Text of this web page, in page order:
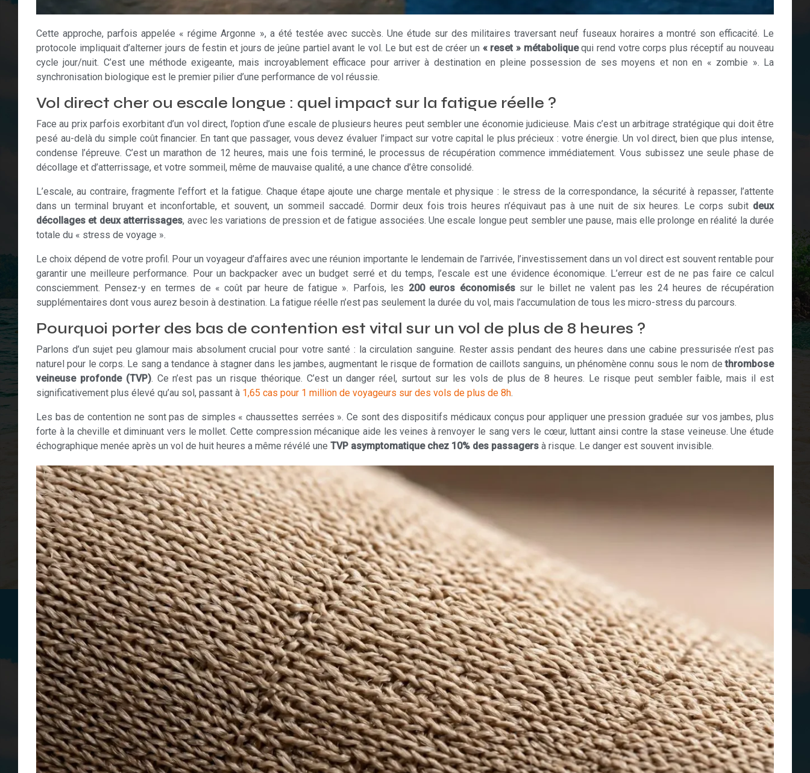
Cette approche, parfois appelée « régime Argonne », a été testée avec succès. Une étude sur des militaires traversant neuf fuseaux horaires a montré son efficacité. Le
protocole impliquait d’alterner jours de festin et jours de jeûne partiel avant le vol. Le but est de créer un « reset » métaboliquequi rend votre corps plus réceptif au nouveau
cycle jour/nuit. C’est une méthode exigeante, mais incroyablement efficace pour arriver à destination en pleine possession de ses moyens et non en « zombie ». La
synchronisation biologique est le premier pilier d’une performance de vol réussie.
Vol direct cher ou escale longue : quel impact sur la fatigue réelle ?
Face au prix parfois exorbitant d’un vol direct, l’option d’une escale de plusieurs heures peut sembler une économie judicieuse. Mais c’est un arbitrage stratégique qui doit être
pesé au-delà du simple coût financier. En tant que passager, vous devez évaluer l’impact sur votre capital le plus précieux : votre énergie. Un vol direct, bien que plus intense,
condense l’épreuve. C’est un marathon de 12 heures, mais une fois terminé, le processus de récupération commence immédiatement. Vous subissez une seule phase de
décollage et d’atterrissage, et votre sommeil, même de mauvaise qualité, a une chance d’être consolidé.
L’escale, au contraire, fragmente l’effort et la fatigue. Chaque étape ajoute une charge mentale et physique : le stress de la correspondance, la sécurité à repasser, l’attente
dans un terminal bruyant et inconfortable, et souvent, un sommeil saccadé. Dormir deux fois trois heures n’équivaut pas à une nuit de six heures. Le corps subit deux
décollages et deux atterrissages, avec les variations de pression et de fatigue associées. Une escale longue peut sembler une pause, mais elle prolonge en réalité la durée
totale du « stress de voyage ».
Le choix dépend de votre profil. Pour un voyageur d’affaires avec une réunion importante le lendemain de l’arrivée, l’investissement dans un vol direct est souvent rentable pour
garantir une meilleure performance. Pour un backpacker avec un budget serré et du temps, l’escale est une évidence économique. L’erreur est de ne pas faire ce calcul
consciemment. Pensez-y en termes de « coût par heure de fatigue ». Parfois, les 200 euros économiséssur le billet ne valent pas les 24 heures de récupération
supplémentaires dont vous aurez besoin à destination. La fatigue réelle n’est pas seulement la durée du vol, mais l’accumulation de tous les micro-stress du parcours.
Pourquoi porter des bas de contention est vital sur un vol de plus de 8 heures ?
Parlons d’un sujet peu glamour mais absolument crucial pour votre santé : la circulation sanguine. Rester assis pendant des heures dans une cabine pressurisée n’est pas
naturel pour le corps. Le sang a tendance à stagner dans les jambes, augmentant le risque de formation de caillots sanguins, un phénomène connu sous le nom dethrombose
veineuse profonde (TVP). Ce n’est pas un risque théorique. C’est un danger réel, surtout sur les vols de plus de 8 heures. Le risque peut sembler faible, mais il est
significativement plus élevé qu’au sol, passant à 1,65 cas pour 1 million de voyageurs sur des vols de plus de 8h.
Les bas de contention ne sont pas de simples « chaussettes serrées ». Ce sont des dispositifs médicaux conçus pour appliquer une pression graduée sur vos jambes, plus
forte à la cheville et diminuant vers le mollet. Cette compression mécanique aide les veines à renvoyer le sang vers le cœur, luttant ainsi contre la stase veineuse. Une étude
échographique menée après un vol de huit heures a même révélé une TVP asymptomatique chez 10% des passagers à risque. Le danger est souvent invisible.